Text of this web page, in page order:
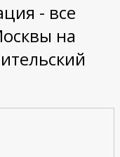
- все
на